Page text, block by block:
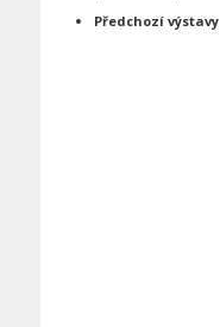
Předchozí výstavy